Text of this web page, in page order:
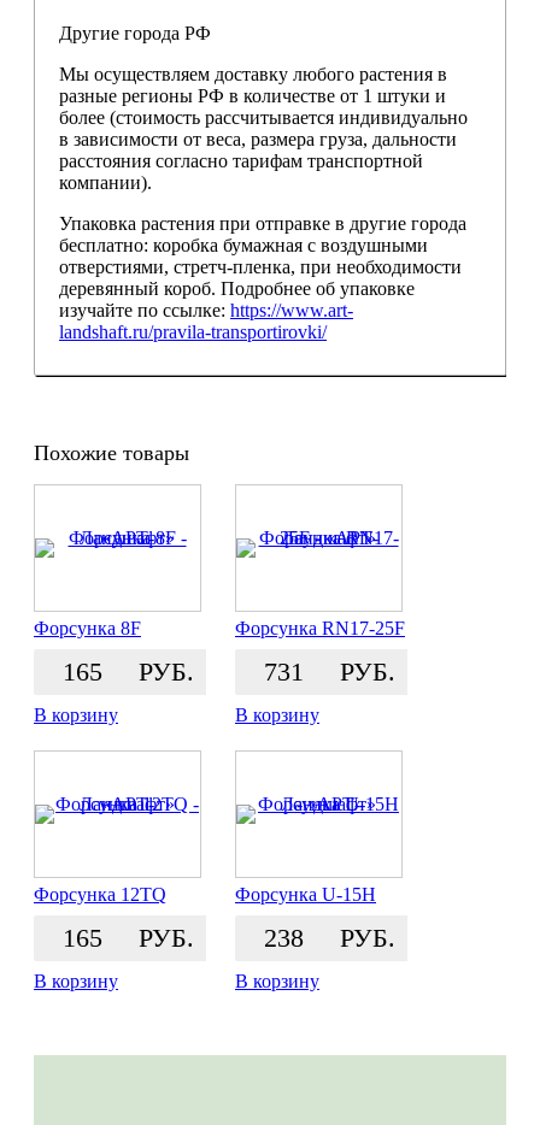
Другие города РФ
Мы осуществляем доставку любого растения в
разные регионы РФ в количестве от 1 штуки и
более (стоимость рассчитывается индивидуально
в зависимости от веса, размера груза, дальности
расстояния согласно тарифам транспортной
компании).
Упаковка растения при отправке в другие города
бесплатно: коробка бумажная с воздушными
отверстиями, стретч-пленка, при необходимости
деревянный короб. Подробнее об упаковке
изучайте по ссылке: https://www.art-
landshaft.ru/pravila-transportirovki/
Похожие товары
Форсунка 8F
165 РУБ.
В корзину
Форсунка RN17-25F
731 РУБ.
В корзину
Форсунка 12TQ
165 РУБ.
В корзину
Форсунка U-15H
238 РУБ.
В корзину